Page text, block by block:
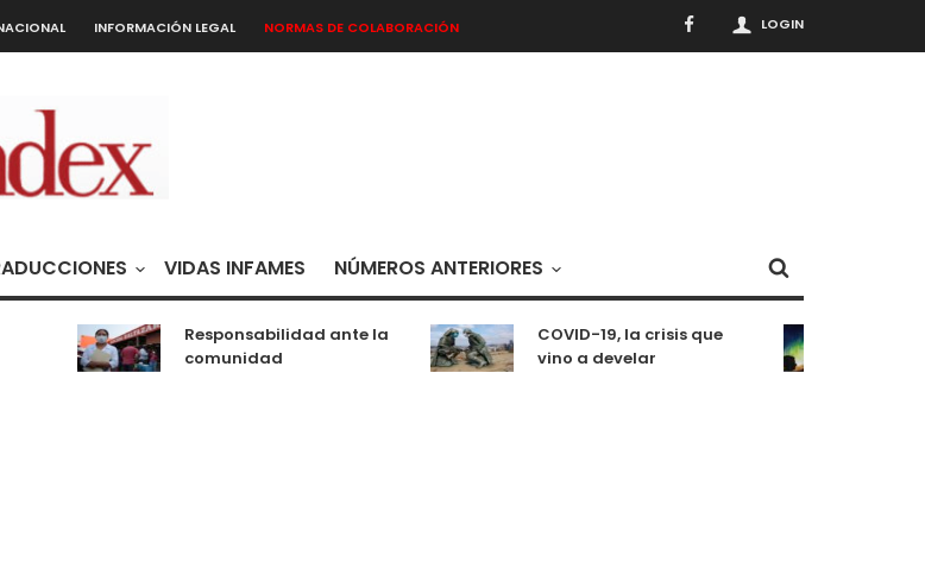
LOGIN
INFORMACIÓN LEGAL NORMAS DE COLABORACIÓN
VIDAS INFAMES NÚMEROS ANTERIORES
Responsabilidad ante la
comunidad
COVID-19, la crisis que
vino a develar